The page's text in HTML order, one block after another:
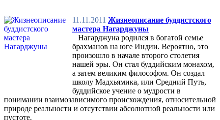
11.11.2011 Жизнеописание буддистского
мастера Нагарджуны
Нагарджуна родился в богатой семье
брахманов на юге Индии. Вероятно, это
произошло в начале второго столетия
нашей эры. Он стал буддийским монахом,
а затем великим философом. Он создал
школу Мадхьямика, или Средний Путь,
буддийское учение о мудрости в
понимании взаимозависимого происхождения, относительной
природе реальности и отсутствии абсолютной реальности или
пустоте.